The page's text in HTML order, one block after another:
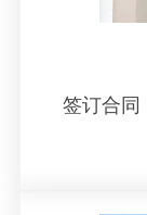
签订合同